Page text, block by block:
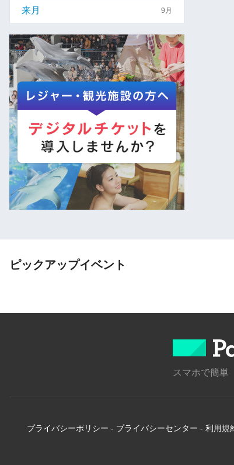
来月 9月
ピックアップイベント
スマホで簡単
プライバシーポリシー - プライバシーセンター - 利用規